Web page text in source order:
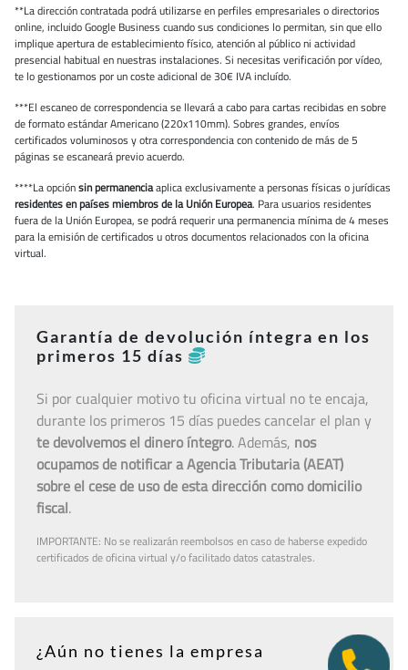
**La dirección contratada podrá utilizarse en perfiles empresariales o directorios
online, incluido Google Business cuando sus condiciones lo permitan, sin que ello
implique apertura de establecimiento físico, atención al público ni actividad
presencial habitual en nuestras instalaciones. Si necesitas verificación por vídeo,
te lo gestionamos por un coste adicional de 30€ IVA incluído.
***El escaneo de correspondencia se llevará a cabo para cartas recibidas en sobre
de formato estándar Americano (220x110mm). Sobres grandes, envíos
certificados voluminosos y otra correspondencia con contenido de más de 5
páginas se escaneará previo acuerdo.
****La opciónsin permanenciaaplica exclusivamente a personas físicas o jurídicas
residentes en países miembros de la Unión Europea. Para usuarios residentes
fuera de la Unión Europea, se podrá requerir una permanencia mínima de 4 meses
para la emisión de certificados u otros documentos relacionados con la oficina
virtual.
Garantía de devolución íntegra en los
primeros 15 días
Si por cualquier motivo tu oficina virtual no te encaja,
durante los primeros 15 días puedes cancelar el plan y
te devolvemos el dinero íntegro. Además, nos
ocupamos de notificar a Agencia Tributaria (AEAT)
sobre el cese de uso de esta dirección como domicilio
fiscal.
IMPORTANTE: No se realizarán reembolsos en caso de haberse expedido
certificados de oficina virtual y/o facilitado datos catastrales.
¿Aún no tienes la empresa